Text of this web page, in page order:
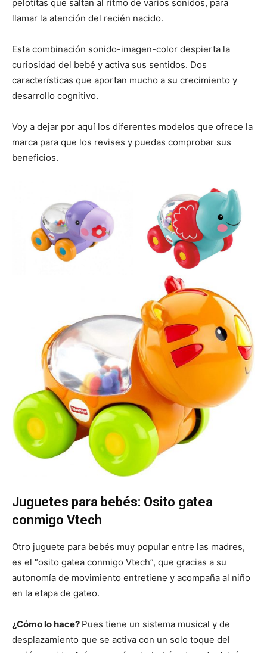
pelotitas que saltan al ritmo de varios sonidos, para
llamar la atención del recién nacido.
Esta combinación sonido-imagen-color despierta la
curiosidad del bebé y activa sus sentidos. Dos
características que aportan mucho a su crecimiento y
desarrollo cognitivo.
Voy a dejar por aquí los diferentes modelos que ofrece la
marca para que los revises y puedas comprobar sus
beneficios.
Juguetes para bebés: Osito gatea
conmigo Vtech
Otro juguete para bebés muy popular entre las madres,
es el “osito gatea conmigo Vtech”, que gracias a su
autonomía de movimiento entretiene y acompaña al niño
en la etapa de gateo.
¿Cómo lo hace? Pues tiene un sistema musical y de
desplazamiento que se activa con un solo toque del